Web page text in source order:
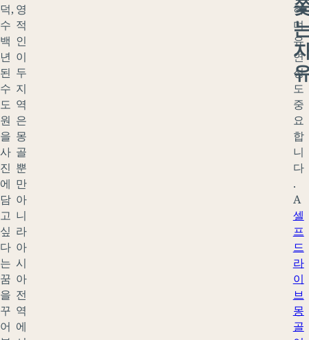
덕,
수
백
년
된
수
도
원
을
사
진
에
담
고
싶
다
는
꿈
을
꾸
어
영
적
인
이
두
지
역
은
몽
골
뿐
만
아
니
라
아
시
아
전
역
에
하
며
유
연
성
도
중
요
합
니
다
.
A
셀
프
드
라
이
브
몽
골